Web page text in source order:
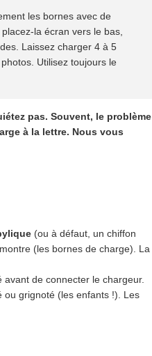
les bornes avec de
la écran vers le bas,
Laissez charger 4 à 5
Utilisez toujours le
pas. Souvent, le problème
à la lettre. Nous vous
(ou à défaut, un chiffon
(les bornes de charge). La
de connecter le chargeur.
ou grignoté (les enfants !). Les